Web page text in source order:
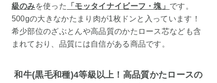
級のみを使った 「モッタイナイビーフ・塊」 です。
500gの大きなかたまり肉が1枚ドンと入っています！
希少部位のざぶとんや高品質のかたロース芯なども含
まれており、品質には自信がある商品です。
和牛(黒毛和種)4等級以上！高品質かたロースの